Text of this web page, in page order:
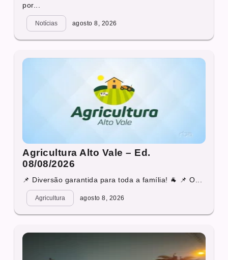
por...
Notícias agosto 8, 2026
Agricultura Alto Vale – Ed.
08/08/2026
📌 Diversão garantida para toda a família! 🐐 📌 O...
Agricultura agosto 8, 2026